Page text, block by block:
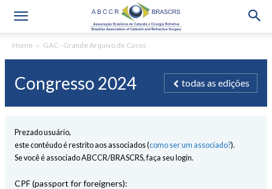
Home GAC - Grande Arquivo de Casos
Congresso 2024 todas as edições
Prezado usuário,
este contéudo é restrito aos associados (como ser um associado?).
Se você é associado ABCCR/BRASCRS, faça seu login.
CPF (passport for foreigners):